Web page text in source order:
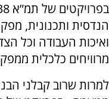
הנדסית ותכנונית,
ואיכות העבודה וכל
מרוויחים כלכלית
למרות שרוב קבלני